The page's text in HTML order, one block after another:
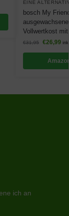
EINE
bosch My
Vollwertkost
€31,95 €26,99
ich an